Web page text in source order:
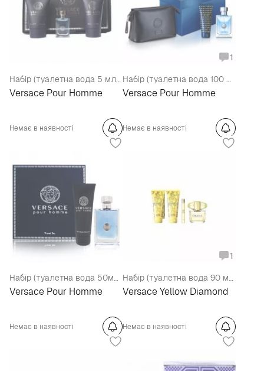
Набір (туалетна вода 5 мл + гель для душу 25 мл + бальзам після гоління 25 мл)
Versace Pour Homme
Немає в наявності
1
Набір (туалетна вода 100 мл + гель для душу 100 мл + косметичка)
Versace Pour Homme
Немає в наявності
Набір (туалетна вода 50мл + шампунь 100мл)
Versace Pour Homme
Немає в наявності
1
Набір (туалетна вода 90 мл + туалетна вода 10 мл + лосьйон для тіла 100 мл + гель для душу 100 мл)
Versace Yellow Diamond
Немає в наявності